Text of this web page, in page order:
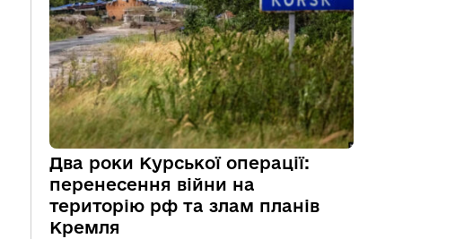
Два роки Курської операції:
перенесення війни на
територію рф та злам планів
Кремля